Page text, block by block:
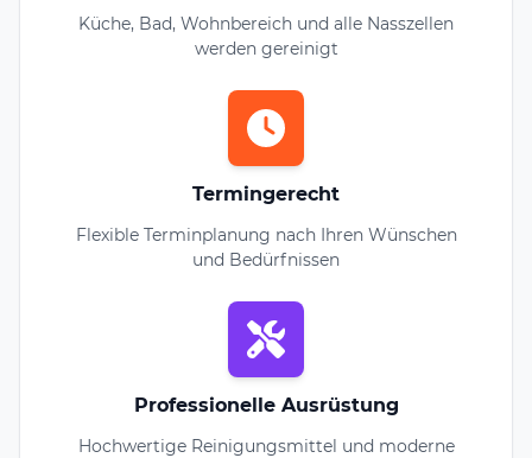
Küche, Bad, Wohnbereich und alle Nasszellen
werden gereinigt
Termingerecht
Flexible Terminplanung nach Ihren Wünschen
und Bedürfnissen
Professionelle Ausrüstung
Hochwertige Reinigungsmittel und moderne